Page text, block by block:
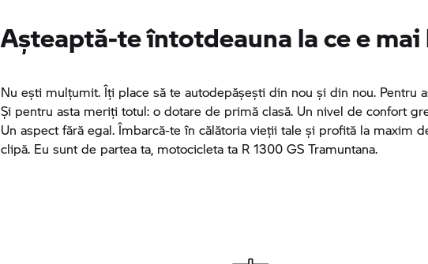
Așteaptă-te întotdeauna la ce e mai
Nu ești mulțumit. Îți place să te autodepășești din nou și din nou. Pentru
Și pentru asta meriți totul: o dotare de primă clasă. Un nivel de confort
Un aspect fără egal. Îmbarcă-te în călătoria vieții tale și profită la maxim
clipă. Eu sunt de partea ta, motocicleta ta R 1300 GS Tramuntana.